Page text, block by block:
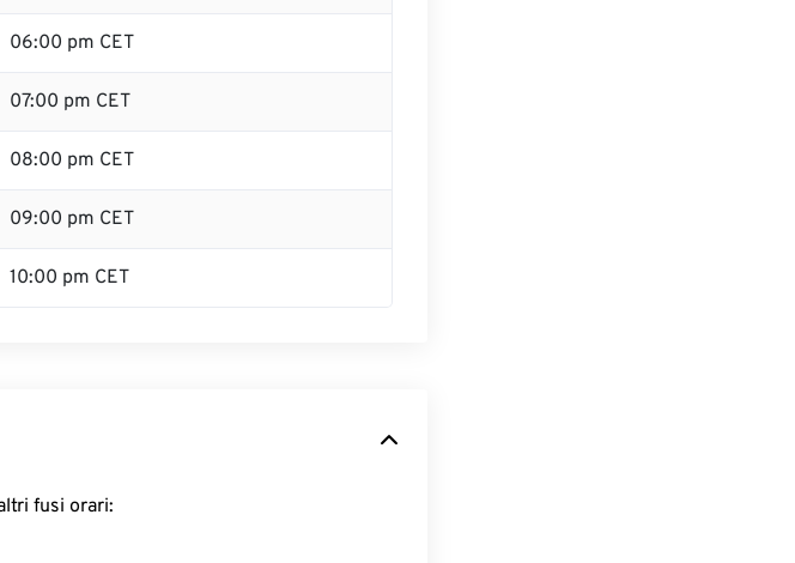
06:00 pm CET
07:00 pm CET
08:00 pm CET
09:00 pm CET
10:00 pm CET
fusi orari: